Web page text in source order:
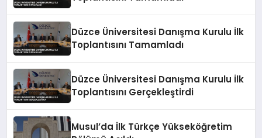
Düzce Üniversitesi Danışma Kurulu İlk
Toplantısını Tamamladı
Düzce Üniversitesi Danışma Kurulu İlk
Toplantısını Gerçekleştirdi
Musul’da İlk Türkçe Yükseköğretim